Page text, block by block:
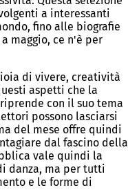
a interessanti
fino alle biografie
maggio, ce n'è per
di vivere, creatività
aspetti che la
con il suo tema
possono lasciarsi
del mese offre quindi
dal fascino della
vale quindi la
danza, ma per tutti
e le forme di